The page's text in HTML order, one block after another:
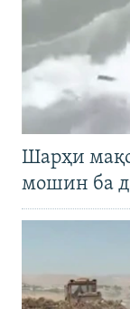
Шарҳи
мошин ба